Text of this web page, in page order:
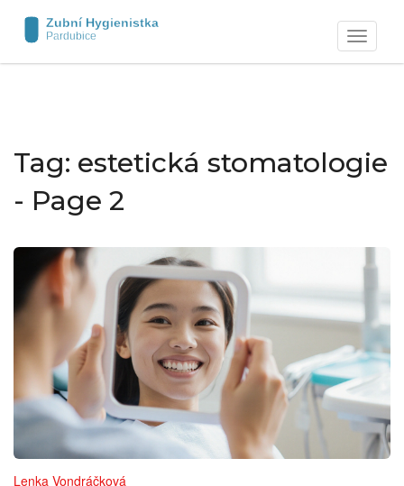
Zobrazit
navigaci
Tag: estetická stomatologie
- Page 2
Lenka Vondráčková